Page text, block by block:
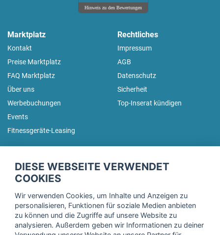
Hinweis zu den Bewertungen
Marktplatz
Kontakt
Preise Marktplatz
FAQ Marktplatz
Über uns
Werbebuchungen
Events
Fitnessgeräte-Leasing
Rechtliches
Impressum
AGB
Datenschutz
Sicherheit
Top-Inserat kündigen
Trage dich hier für unseren Newsletter ein und erhalte regelmäßig
Ich stimme der Verarbeitung meiner Daten, wie in der
DIESE WEBSEITE VERWENDET
COOKIES
Wir verwenden Cookies, um Inhalte und Anzeigen zu
personalisieren, Funktionen für soziale Medien anbieten
zu können und die Zugriffe auf unsere Website zu
analysieren. Außerdem geben wir Informationen zu deiner